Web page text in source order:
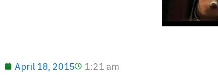
April 18, 2015 1:21 am